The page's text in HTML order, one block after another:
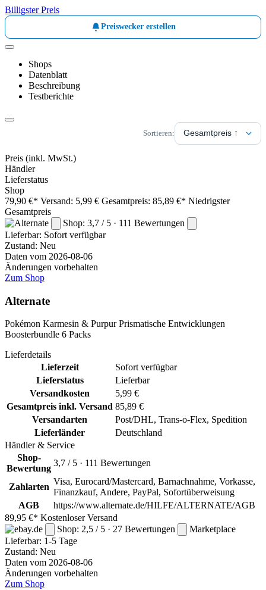
Billigster Preis
Preiswecker erstellen
Shops
Datenblatt
Beschreibung
Testberichte
Sortieren:
Preis (inkl. MwSt.)
Händler
Lieferstatus
Shop
79,90 €* Versand: 5,99 € Gesamtpreis: 85,89 €* Niedrigster
Gesamtpreis
Shop: 3,7 / 5 · 111 Bewertungen
Lieferbar: Sofort verfügbar
Zustand: Neu
Daten vom 2026-08-06
Änderungen vorbehalten
Zum Shop
Alternate
Pokémon Karmesin & Purpur Prismatische Entwicklungen
Boosterbundle 6 Packs
Lieferdetails
Lieferzeit
Sofort verfügbar
Lieferstatus
Lieferbar
Versandkosten
5,99 €
Gesamtpreis inkl. Versand 85,89 €
Versandarten
Post/DHL, Trans-o-Flex, Spedition
Lieferländer
Deutschland
Händler & Service
Shop-
Bewertung
3,7 / 5 · 111 Bewertungen
Zahlarten
Visa, Eurocard/Mastercard, Barnachnahme, Vorkasse,
Finanzkauf, Andere, PayPal, Sofortüberweisung
AGB
https://www.alternate.de/HILFE/ALTERNATE/AGB
89,95 €* Kostenloser Versand
Shop: 2,5 / 5 · 27 Bewertungen
Marketplace
Lieferbar: 1-5 Tage
Zustand: Neu
Daten vom 2026-08-06
Änderungen vorbehalten
Zum Shop